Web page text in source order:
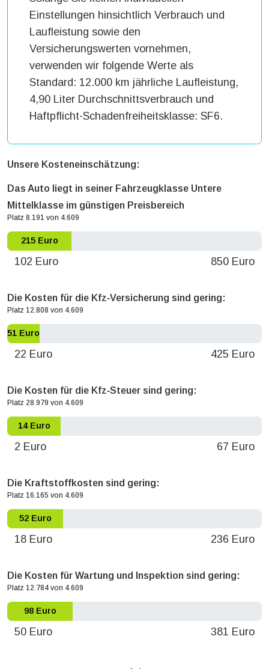
Einstellungen hinsichtlich Verbrauch und
Laufleistung sowie den
Versicherungswerten vornehmen,
verwenden wir folgende Werte als
Standard: 12.000 km jährliche Laufleistung,
4,90 Liter Durchschnittsverbrauch und
Haftpflicht-Schadenfreiheitsklasse: SF6.
Unsere Kosteneinschätzung:
Das Auto liegt in seiner Fahrzeugklasse Untere
Mittelklasse im günstigen Preisbereich
Platz 8.191 von 4.609
215 Euro
102 Euro 850 Euro
Die Kosten für die Kfz‐Versicherung sind gering:
Platz 12.808 von 4.609
51 Euro
22 Euro 425 Euro
Die Kosten für die Kfz‐Steuer sind gering:
Platz 28.979 von 4.609
14 Euro
2 Euro 67 Euro
Die Kraftstoffkosten sind gering:
Platz 16.165 von 4.609
52 Euro
18 Euro 236 Euro
Die Kosten für Wartung und Inspektion sind gering:
Platz 12.784 von 4.609
98 Euro
50 Euro 381 Euro